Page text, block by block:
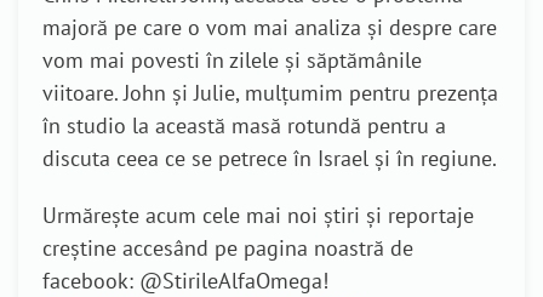
majoră pe care o vom mai analiza și despre care
vom mai povesti în zilele și săptămânile
viitoare. John și Julie, mulțumim pentru prezența
în studio la această masă rotundă pentru a
discuta ceea ce se petrece în Israel și în regiune.
Urmărește acum cele mai noi știri și reportaje
creștine accesând pe pagina noastră de
facebook: @StirileAlfaOmega!